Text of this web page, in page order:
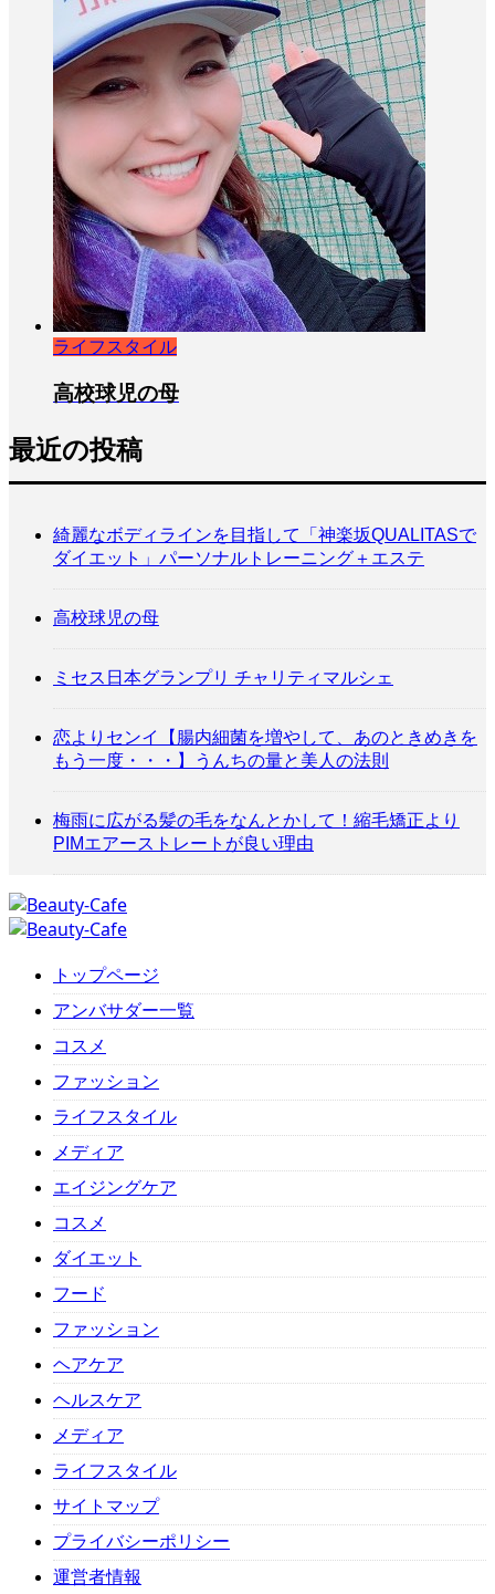
ライフスタイル
高校球児の母
最近の投稿
綺麗なボディラインを目指して「神楽坂QUALITASで
ダイエット」パーソナルトレーニング＋エステ
高校球児の母
ミセス日本グランプリ チャリティマルシェ
恋よりセンイ【腸内細菌を増やして、あのときめきを
もう一度・・・】うんちの量と美人の法則
梅雨に広がる髪の毛をなんとかして！縮毛矯正より
PIMエアーストレートが良い理由
トップページ
アンバサダー一覧
コスメ
ファッション
ライフスタイル
メディア
エイジングケア
コスメ
ダイエット
フード
ファッション
ヘアケア
ヘルスケア
メディア
ライフスタイル
サイトマップ
プライバシーポリシー
運営者情報